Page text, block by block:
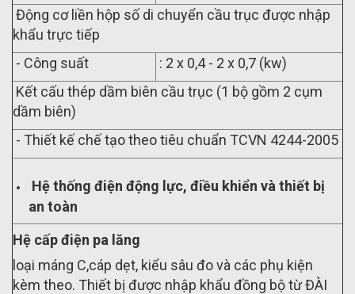
Động cơ liền hộp số di chuyển cầu trục được nhập
khẩu trực tiếp
- Công suất
: 2 x 0,4 - 2 x 0,7 (kw)
Kết cấu thép dầm biên cầu trục (1 bộ gồm 2 cụm
dầm biên)
- Thiết kế chế tạo theo tiêu chuẩn TCVN 4244-2005
Hệ thống điện động lực, điều khiển và thiết bị
an toàn
Hệ cấp điện pa lăng
loại máng C,cáp dẹt, kiểu sâu đo và các phụ kiện
kèm theo. Thiết bị được nhập khẩu đồng bộ từ ĐÀI